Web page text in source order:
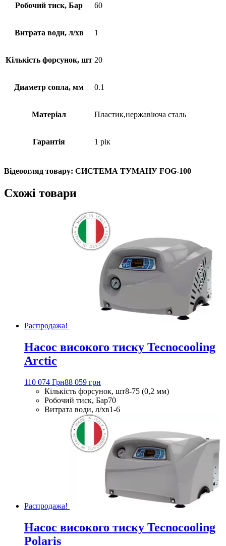
Робочий тиск, Бар 60
Витрата води, л/хв 1
Кількість форсунок, шт 20
Диаметр сопла, мм 0.1
Матеріал Пластик,нержавіюча сталь
Гарантія 1 рік
Відеоогляд товару: СИСТЕМА ТУМАНУ FOG-100
Схожі товари
Распродажа!
Насос високого тиску Tecnocooling
Arctic
110 074 Грн88 059 грн
Кількість форсунок, шт8-75 (0,2 мм)
Робочий тиск, Бар70
Витрата води, л/хв1-6
Распродажа!
Насос високого тиску Tecnocooling
Polaris